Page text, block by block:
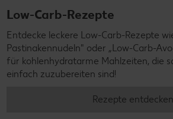
Low-Carb-Rezepte
Entdecke leckere Low-Carb-Rezepte
Pastinakennudeln" oder „Low-Carb-
für kohlenhydratarme Mahlzeiten, die
einfach zuzubereiten sind!
Rezepte entdecken